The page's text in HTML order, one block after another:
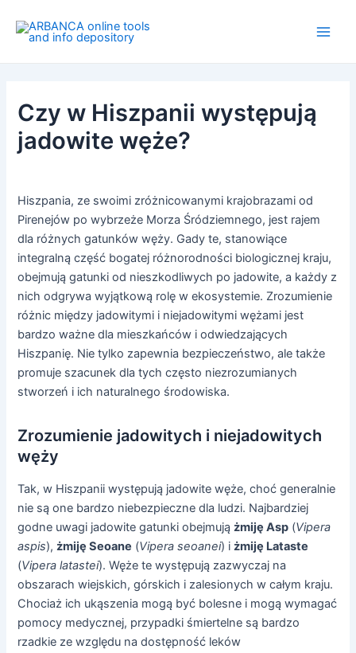
content
Czy w Hiszpanii występują
jadowite węże?
Hiszpania, ze swoimi zróżnicowanymi krajobrazami od
Pirenejów po wybrzeże Morza Śródziemnego, jest rajem
dla różnych gatunków węży. Gady te, stanowiące
integralną część bogatej różnorodności biologicznej kraju,
obejmują gatunki od nieszkodliwych po jadowite, a każdy z
nich odgrywa wyjątkową rolę w ekosystemie. Zrozumienie
różnic między jadowitymi i niejadowitymi wężami jest
bardzo ważne dla mieszkańców i odwiedzających
Hiszpanię. Nie tylko zapewnia bezpieczeństwo, ale także
promuje szacunek dla tych często niezrozumianych
stworzeń i ich naturalnego środowiska.
Zrozumienie jadowitych i niejadowitych
węży
Tak, w Hiszpanii występują jadowite węże, choć generalnie
nie są one bardzo niebezpieczne dla ludzi. Najbardziej
godne uwagi jadowite gatunki obejmujążmiję Asp (Vipera
aspis),żmiję Seoane (Vipera seoanei) iżmiję Lataste
(Vipera latastei). Węże te występują zazwyczaj na
obszarach wiejskich, górskich i zalesionych w całym kraju.
Chociaż ich ukąszenia mogą być bolesne i mogą wymagać
pomocy medycznej, przypadki śmiertelne są bardzo
rzadkie ze względu na dostępność leków